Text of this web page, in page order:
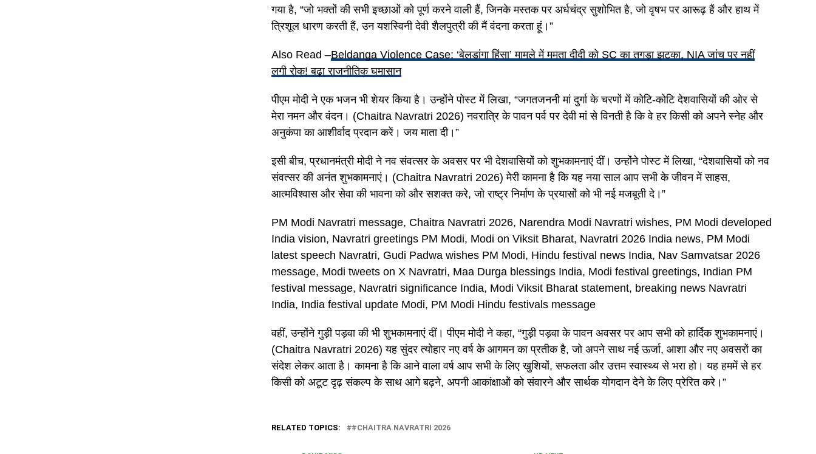
गया है, “जो भक्तों की सभी इच्छाओं को पूर्ण करने वाली हैं, जिनके मस्तक पर अर्धचंद्र सुशोभित है, जो वृषभ पर आरूढ़ हैं और हाथ में
त्रिशूल धारण करती हैं, उन यशस्विनी देवी शैलपुत्री की मैं वंदना करता हूं।”
Also Read –Beldanga Violence Case: ‘बेलडांगा हिंसा’ मामले में ममता दीदी को SC का तगड़ा झटका, NIA जांच पर नहीं
लगी रोक! बढ़ा राजनीतिक घमासान
पीएम मोदी ने एक भजन भी शेयर किया है। उन्होंने पोस्ट में लिखा, “जगतजननी मां दुर्गा के चरणों में कोटि-कोटि देशवासियों की ओर से
मेरा नमन और वंदन। (Chaitra Navratri 2026) नवरात्रि के पावन पर्व पर देवी मां से विनती है कि वे हर किसी को अपने स्नेह और
अनुकंपा का आशीर्वाद प्रदान करें। जय माता दी।”
इसी बीच, प्रधानमंत्री मोदी ने नव संवत्सर के अवसर पर भी देशवासियों को शुभकामनाएं दीं। उन्होंने पोस्ट में लिखा, “देशवासियों को नव
संवत्सर की अनंत शुभकामनाएं। (Chaitra Navratri 2026) मेरी कामना है कि यह नया साल आप सभी के जीवन में साहस,
आत्मविश्वास और सेवा की भावना को और सशक्त करे, जो राष्ट्र निर्माण के प्रयासों को भी नई मजबूती दे।”
PM Modi Navratri message, Chaitra Navratri 2026, Narendra Modi Navratri wishes, PM Modi developed
India vision, Navratri greetings PM Modi, Modi on Viksit Bharat, Navratri 2026 India news, PM Modi
latest speech Navratri, Gudi Padwa wishes PM Modi, Hindu festival news India, Nav Samvatsar 2026
message, Modi tweets on X Navratri, Maa Durga blessings India, Modi festival greetings, Indian PM
festival message, Navratri significance India, Modi Viksit Bharat statement, breaking news Navratri
India, India festival update Modi, PM Modi Hindu festivals message
वहीं, उन्होंने गुड़ी पड़वा की भी शुभकामनाएं दीं। पीएम मोदी ने कहा, “गुड़ी पड़वा के पावन अवसर पर आप सभी को हार्दिक शुभकामनाएं।
(Chaitra Navratri 2026) यह सुंदर त्योहार नए वर्ष के आगमन का प्रतीक है, जो अपने साथ नई ऊर्जा, आशा और नए अवसरों का
संदेश लेकर आता है। कामना है कि आने वाला वर्ष आप सभी के लिए खुशियों, सफलता और उत्तम स्वास्थ्य से भरा हो। यह हममें से हर
किसी को अटूट दृढ़ संकल्प के साथ आगे बढ़ने, अपनी आकांक्षाओं को संवारने और सार्थक योगदान देने के लिए प्रेरित करे।”
RELATED TOPICS: #CHAITRA NAVRATRI 2026